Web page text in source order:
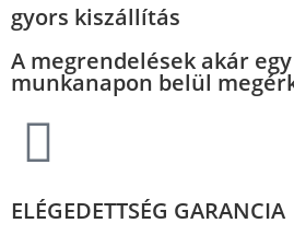
gyors kiszállítás
A megrendelések akár
munkanapon belül
ELÉGEDETTSÉG GARANCIA